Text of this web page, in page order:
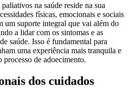
na saúde reside na sua
físicas, emocionais e sociais
um suporte integral que vai além do
a lidar com os sintomas e as
saúde. Isso é fundamental para
uma experiência mais tranquila e
processo de adoecimento.
dos cuidados